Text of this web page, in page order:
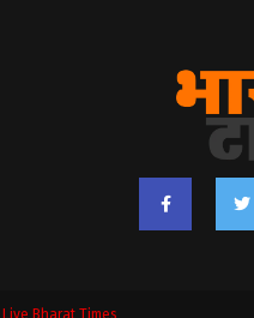
Live Bharat Times